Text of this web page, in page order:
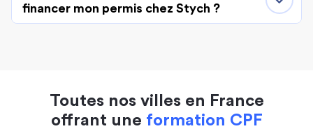
financer mon permis chez Stych ?
Toutes nos villes en France
offrant une formation CPF